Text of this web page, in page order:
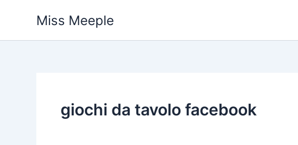
Miss Meeple
giochi da tavolo facebook